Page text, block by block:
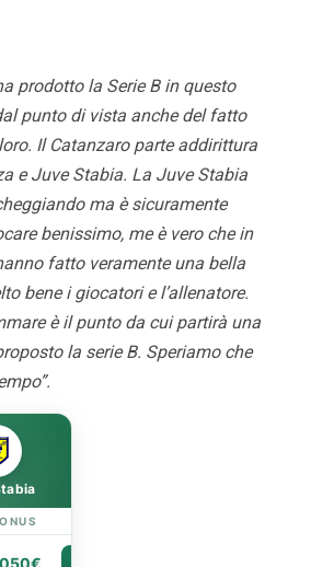
prodotto la Serie B in questo
punto di vista anche del fatto
Il Catanzaro parte addirittura
e Juve Stabia. La Juve Stabia
ma è sicuramente
benissimo, me è vero che in
fatto veramente una bella
bene i giocatori e l’allenatore.
è il punto da cui partirà una
la serie B. Speriamo che
Palermo, adesso è ufficiale:
Strefezza è rosanero. Il
comunicato